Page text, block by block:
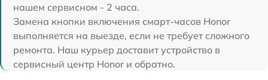
нашем сервисном - 2 часа.
Замена кнопки включения смарт-часов Honor
выполняется на выезде, если не требует сложного
ремонта. Наш курьер доставит устройство в
сервисный центр Honor и обратно.